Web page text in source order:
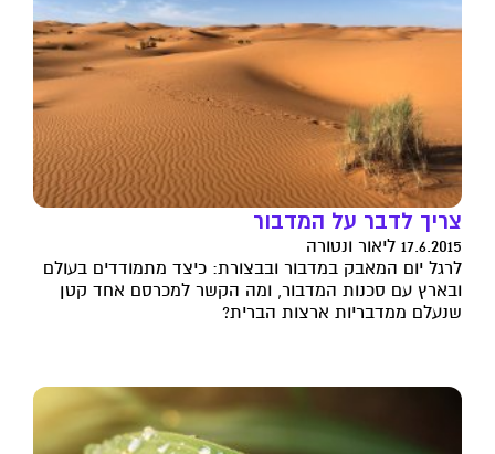
צריך לדבר על המדבור
17.6.2015 ליאור ונטורה
לרגל יום המאבק במדבור ובבצורת: כיצד מתמודדים בעולם
ובארץ עם סכנות המדבור, ומה הקשר למכרסם אחד קטן
שנעלם ממדבריות ארצות הברית?